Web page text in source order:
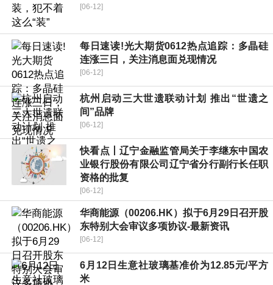
[06-12]
每日速读!光大期货0612热点追踪：多晶硅
连涨三日，关注消息面兑现情况
[06-12]
杭州启动三大世遗联动计划 推出“世遗之
间”品牌
[06-12]
快看点丨辽宁金融监管局关于李继东中国农
业银行股份有限公司辽宁省分行副行长任职
资格的批复
[06-12]
华商能源（00206.HK）拟于6月29日召开股
东特别大会审议多项协议-最新资讯
[06-12]
6月12日生意社玻璃基准价为12.85元/平方
米